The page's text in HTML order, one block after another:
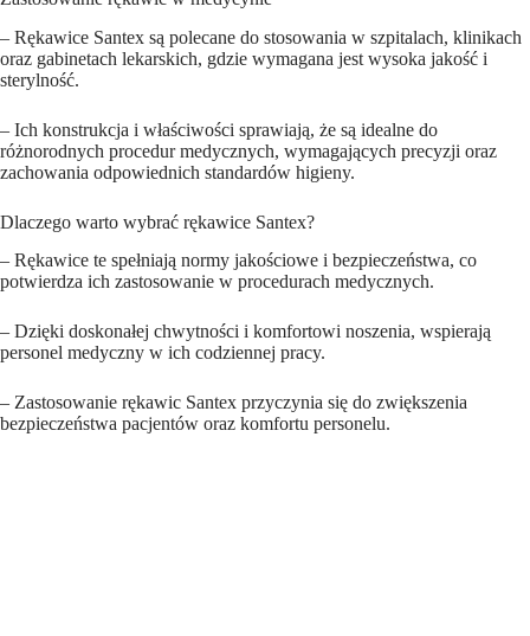
– Rękawice Santex są polecane do stosowania w szpitalach, klinikach
oraz gabinetach lekarskich, gdzie wymagana jest wysoka jakość i
sterylność.
– Ich konstrukcja i właściwości sprawiają, że są idealne do
różnorodnych procedur medycznych, wymagających precyzji oraz
zachowania odpowiednich standardów higieny.
Dlaczego warto wybrać rękawice Santex?
– Rękawice te spełniają normy jakościowe i bezpieczeństwa, co
potwierdza ich zastosowanie w procedurach medycznych.
– Dzięki doskonałej chwytności i komfortowi noszenia, wspierają
personel medyczny w ich codziennej pracy.
– Zastosowanie rękawic Santex przyczynia się do zwiększenia
bezpieczeństwa pacjentów oraz komfortu personelu.